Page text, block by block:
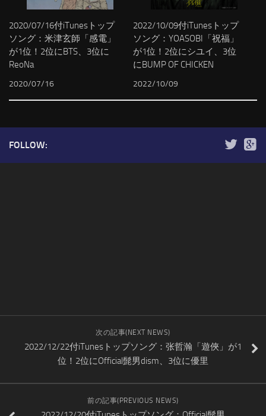
2020/07/16付iTunesトップ
ソング：米津玄師「感電」
が1位！2位にBTS、3位に
ReoNa
2020/07/16
2022/10/09付iTunesトップ
ソング：YOASOBI「祝福」
が1位！2位にシユイ、3位
にBUMP OF CHICKEN
2022/10/09
FOLLOW:
次の記事(NEXT NEWS)
2022/12/22付iTunesトップソング：张哲瀚「遊俠」が1
位！2位にOfficial髭男dism、3位に優里
前の記事(PREVIOUS NEWS)